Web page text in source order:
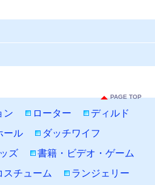
PAGE TOP
ン ローター
ディルド
ール
ダッチワイフ
ズ
書籍・ビデオ・ゲーム
スチューム ランジェリー